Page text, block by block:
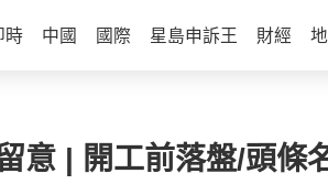
時 中國 國際 星島申訴王 財經
意 | 開工前落盤/頭條